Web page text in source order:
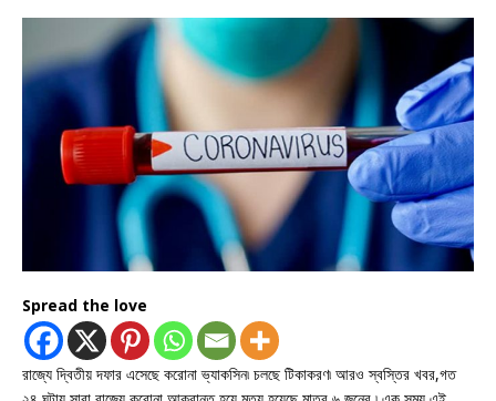
Spread the love
রাজ্যে দ্বিতীয় দফার এসেছে করোনা ভ্যাকসিন৷ চলছে টিকাকরণ৷ আরও স্বস্তির খবর,গত